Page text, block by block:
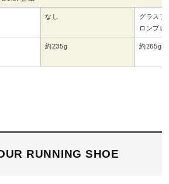
キスタイルに90％以上のリサイクル
スタイルに90％以上のリサイクル素
なし
グラスフ
ロンプレ
約235g 約265g
RUNNING SHOE